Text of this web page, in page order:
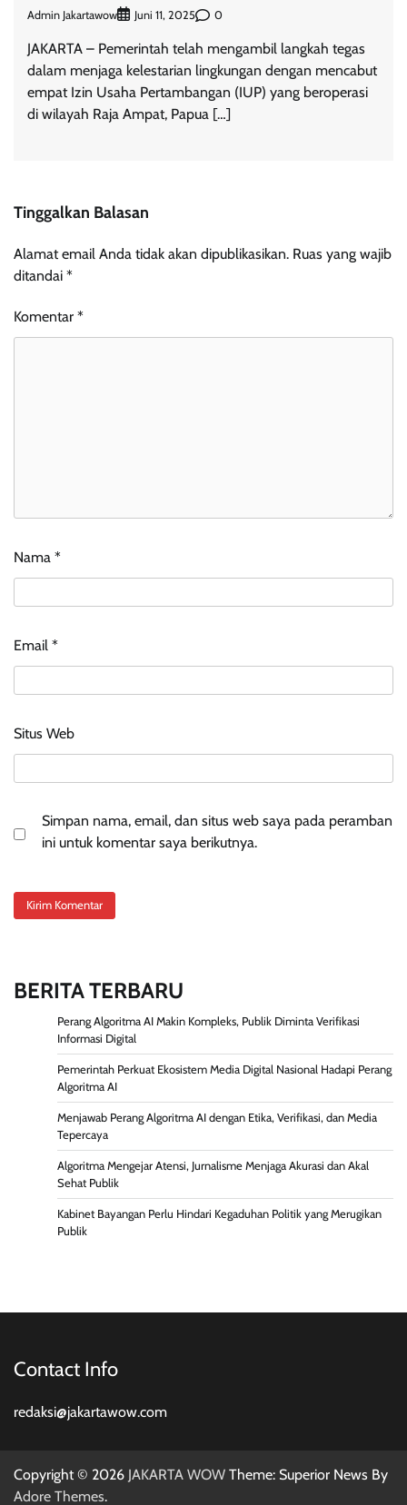
Admin Jakartawow Juni 11, 2025 0
JAKARTA – Pemerintah telah mengambil langkah tegas
dalam menjaga kelestarian lingkungan dengan mencabut
empat Izin Usaha Pertambangan (IUP) yang beroperasi
di wilayah Raja Ampat, Papua […]
Tinggalkan Balasan
Alamat email Anda tidak akan dipublikasikan. Ruas yang wajib
ditandai *
Komentar *
Nama *
Email *
Situs Web
Simpan nama, email, dan situs web saya pada peramban
ini untuk komentar saya berikutnya.
BERITA TERBARU
Perang Algoritma AI Makin Kompleks, Publik Diminta Verifikasi
Informasi Digital
Pemerintah Perkuat Ekosistem Media Digital Nasional Hadapi Perang
Algoritma AI
Menjawab Perang Algoritma AI dengan Etika, Verifikasi, dan Media
Tepercaya
Algoritma Mengejar Atensi, Jurnalisme Menjaga Akurasi dan Akal
Sehat Publik
Kabinet Bayangan Perlu Hindari Kegaduhan Politik yang Merugikan
Publik
Contact Info
redaksi@jakartawow.com
Copyright © 2026 JAKARTA WOW Theme: Superior News By
Adore Themes.